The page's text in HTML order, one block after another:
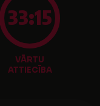
33:15
VĀRTU
ATTIECĪBA